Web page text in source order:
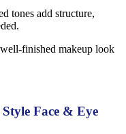
tones add structure,
finished makeup look
Face & Eye